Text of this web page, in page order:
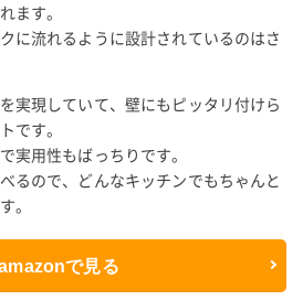
ます。
に流れるように設計されているのはさ
実現していて、壁にもピッタリ付けら
です。
実用性もばっちりです。
るので、どんなキッチンでもちゃんと
。
で見る